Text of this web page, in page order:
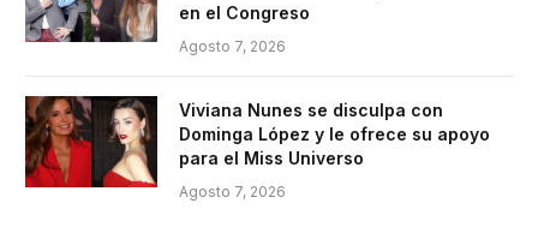
en el Congreso
Agosto 7, 2026
Viviana Nunes se disculpa con
Dominga López y le ofrece su apoyo
para el Miss Universo
Agosto 7, 2026